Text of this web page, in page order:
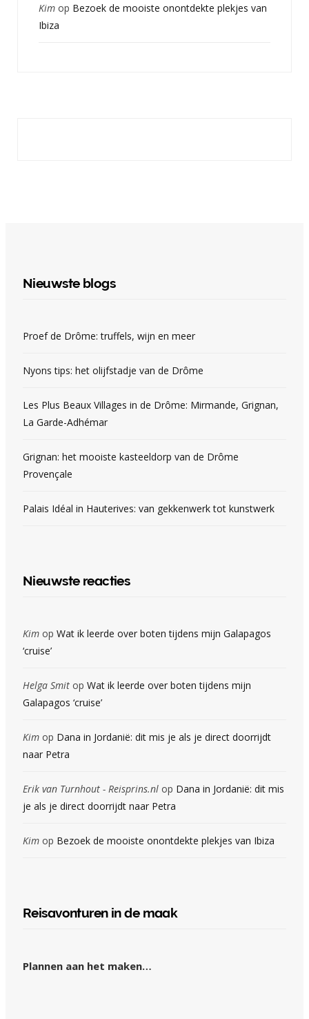
Kim op Bezoek de mooiste onontdekte plekjes van
Ibiza
Nieuwste blogs
Proef de Drôme: truffels, wijn en meer
Nyons tips: het olijfstadje van de Drôme
Les Plus Beaux Villages in de Drôme: Mirmande, Grignan,
La Garde-Adhémar
Grignan: het mooiste kasteeldorp van de Drôme
Provençale
Palais Idéal in Hauterives: van gekkenwerk tot kunstwerk
Nieuwste reacties
Kim op Wat ik leerde over boten tijdens mijn Galapagos
‘cruise’
Helga Smit op Wat ik leerde over boten tijdens mijn
Galapagos ‘cruise’
Kim op Dana in Jordanië: dit mis je als je direct doorrijdt
naar Petra
Erik van Turnhout - Reisprins.nl op Dana in Jordanië: dit mis
je als je direct doorrijdt naar Petra
Kim op Bezoek de mooiste onontdekte plekjes van Ibiza
Reisavonturen in de maak
Plannen aan het maken…